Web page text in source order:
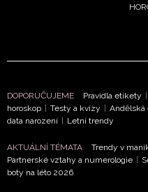
DOPORUČUJEME Pravidla etikety
horoskop
Testy a kvízy Andělská
data narození
Letní trendy
AKTUÁLNÍ TÉMATA Trendy v
Partnerské vztahy a numerologie
boty na léto 2026